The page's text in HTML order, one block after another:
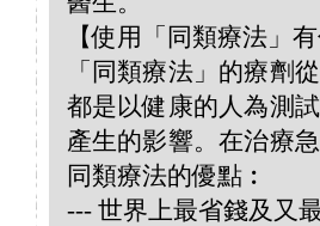
【使用「同類療法」
「同類療法」的療劑
都是以健康的人為測
產生的影響。在治療
同類療法的優點︰
--- 世界上最省錢及又